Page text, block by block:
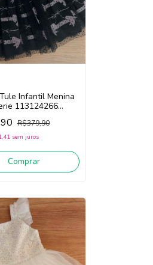
Infantil Menina
113124266
R$379,90
sem juros
Comprar